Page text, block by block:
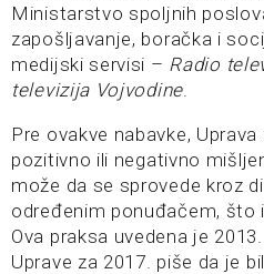
Ministarstvo spoljnih
zapošljavanje, boračka i
medijski servisi – Radio
televizija Vojvodine
Pre ovakve nabavke,
pozitivno ili negativno
može da se sprovede kroz
određenim ponuđačem, što
Ova praksa uvedena je
Uprave za 2017. piše da je